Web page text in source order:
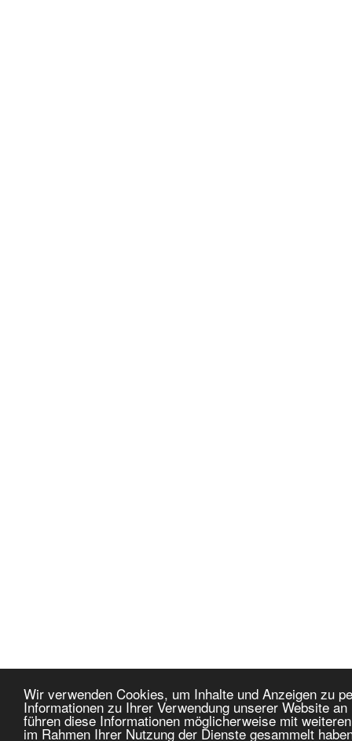
Wir verwenden Cookies, um Inhalte und Anzeigen zu
Informationen zu Ihrer Verwendung unserer Website
führen diese Informationen möglicherweise mit
im Rahmen Ihrer Nutzung der Dienste gesammelt